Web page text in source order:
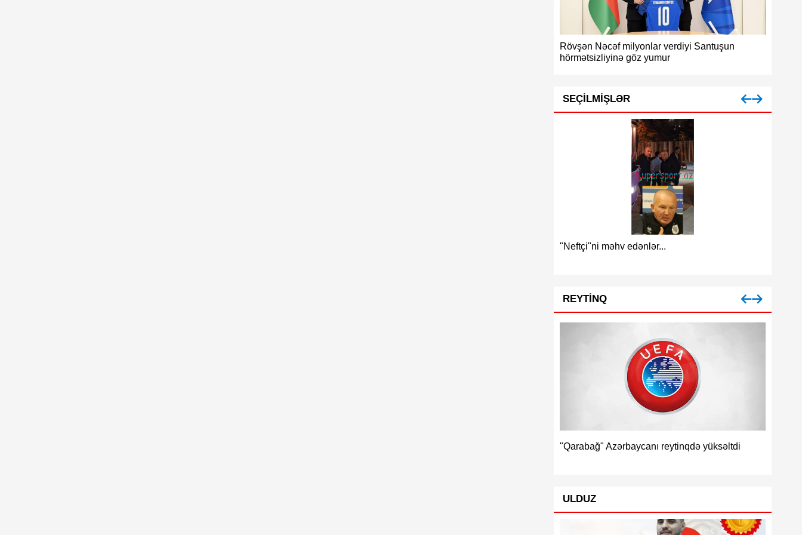
Rövşən Nəcəf milyonlar verdiyi Santuşun
hörmətsizliyinə göz yumur
Azərbaycan güləşinin
SEÇILMIŞLƏR
"Neftçi"ni məhv edənlər...
REYTINQ
"Qarabağ" Azərbaycanı reytinqdə yüksəltdi İspaniya dünya
ULDUZ